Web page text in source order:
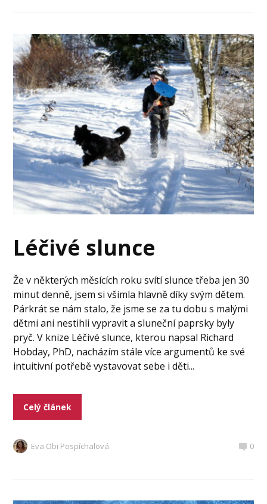
Léčivé slunce
Že v některých měsících roku svítí slunce třeba jen 30
minut denně, jsem si všimla hlavně díky svým dětem.
Párkrát se nám stalo, že jsme se za tu dobu s malými
dětmi ani nestihli vypravit a sluneční paprsky byly
pryč. V knize Léčivé slunce, kterou napsal Richard
Hobday, PhD, nacházím stále více argumentů ke své
intuitivní potřebě vystavovat sebe i děti...
Celý článek
Eva Obi Pospíchalová 0